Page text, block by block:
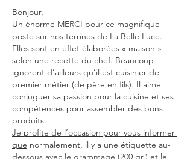
Bonjour,
Un énorme MERCI pour ce magnifique
poste sur nos terrines de La Belle Luce.
Elles sont en effet élaborées « maison »
selon une recette du chef. Beaucoup
ignorent d’ailleurs qu’il est cuisinier de
premier métier (de père en fils). Il aime
conjuguer sa passion pour la cuisine et ses
compétences pour assembler des bons
produits.
Je profite de l’occasion pour vous informer
que normalement, il y a une étiquette au-
dessous avec le grammage (200 gr.) et le